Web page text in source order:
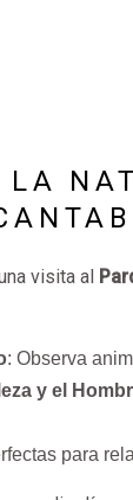
LA
visita al
: Observa
y el
para